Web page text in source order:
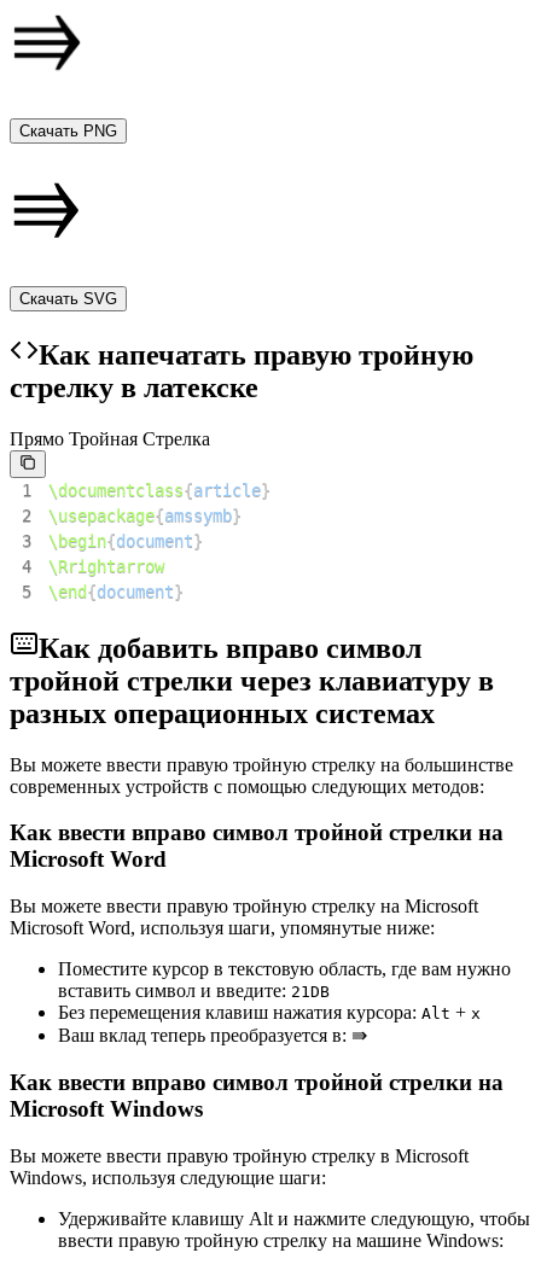
Скачать PNG
Скачать SVG
Как напечатать правую тройную
стрелку в латекске
Прямо Тройная Стрелка
1 \documentclass{article}
2
\usepackage{amssymb}
3
\begin{document}
4
\Rrightarrow
5
\end{document}
Как добавить вправо символ
тройной стрелки через клавиатуру в
разных операционных системах
Вы можете ввести правую тройную стрелку на большинстве
современных устройств с помощью следующих методов:
Как ввести вправо символ тройной стрелки на
Microsoft Word
Вы можете ввести правую тройную стрелку на Microsoft
Microsoft Word, используя шаги, упомянутые ниже:
Поместите курсор в текстовую область, где вам нужно
вставить символ и введите: 21DB
Без перемещения клавиш нажатия курсора: Alt + x
Ваш вклад теперь преобразуется в: ⇛
Как ввести вправо символ тройной стрелки на
Microsoft Windows
Вы можете ввести правую тройную стрелку в Microsoft
Windows, используя следующие шаги:
Удерживайте клавишу Alt и нажмите следующую, чтобы
ввести правую тройную стрелку на машине Windows: